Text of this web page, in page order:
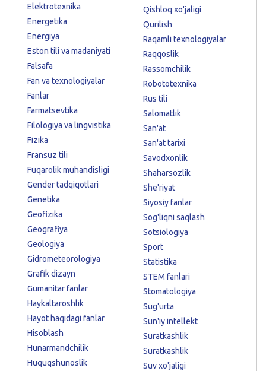
Elektrotexnika
Energetika
Energiya
Eston tili va madaniyati
Falsafa
Fan va texnologiyalar
Fanlar
Farmatsevtika
Filologiya va lingvistika
Fizika
Fransuz tili
Fuqarolik muhandisligi
Gender tadqiqotlari
Genetika
Geofizika
Geografiya
Geologiya
Gidrometeorologiya
Grafik dizayn
Gumanitar fanlar
Haykaltaroshlik
Hayot haqidagi fanlar
Hisoblash
Hunarmandchilik
Huquqshunoslik
Qishloq xo'jaligi
Qurilish
Raqamli texnologiyalar
Raqqoslik
Rassomchilik
Robototexnika
Rus tili
Salomatlik
San'at
San'at tarixi
Savodxonlik
Shaharsozlik
She'riyat
Siyosiy fanlar
Sog'liqni saqlash
Sotsiologiya
Sport
Statistika
STEM fanlari
Stomatologiya
Sug'urta
Sun'iy intellekt
Suratkashlik
Suratkashlik
Suv xo'jaligi